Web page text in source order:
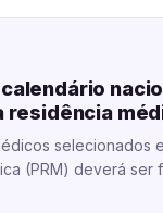
residência
selecionados
(PRM) deverá ser